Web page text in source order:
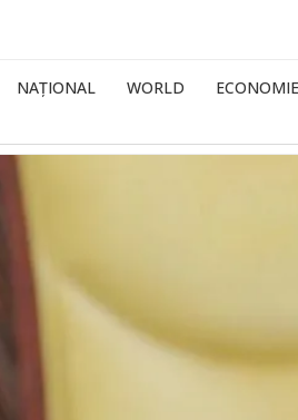
NAȚIONAL WORLD ECONOMIE